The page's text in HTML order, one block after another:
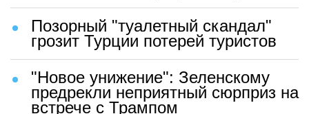
Позорный "туалетный скандал"
грозит Турции потерей туристов
"Новое унижение": Зеленскому
предрекли неприятный сюрприз на
встрече с Трампом